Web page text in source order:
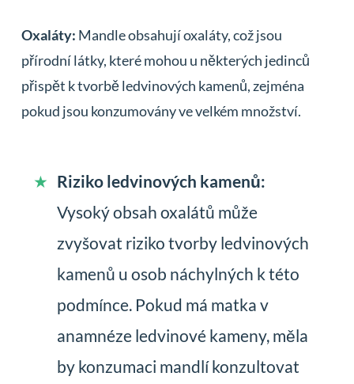
Oxaláty: Mandle obsahují oxaláty, což jsou
přírodní látky, které mohou u některých jedinců
přispět k tvorbě ledvinových kamenů, zejména
pokud jsou konzumovány ve velkém množství.
Riziko ledvinových kamenů:
Vysoký obsah oxalátů může
zvyšovat riziko tvorby ledvinových
kamenů u osob náchylných k této
podmínce. Pokud má matka v
anamnéze ledvinové kameny, měla
by konzumaci mandlí konzultovat